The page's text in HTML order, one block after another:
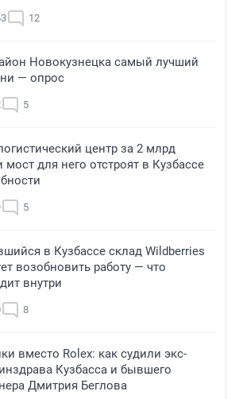
12
Новокузнецка самый лучший
— опрос
5
центр за 2 млрд
мост для него отстроят в Кузбассе
5
в Кузбассе склад Wildberries
возобновить работу — что
внутри
8
вместо Rolex: как судили экс-
Кузбасса и бывшего
Дмитрия Беглова